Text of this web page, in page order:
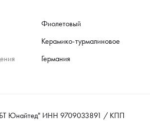
Фиолетовый
Керамико-турмалиновое
Германия
Юнайтед" ИНН 9709033891 / КПП